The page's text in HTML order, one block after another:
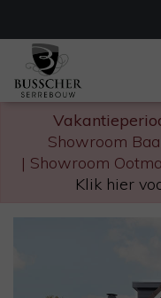
Showroom
| Showroom
Klik hier